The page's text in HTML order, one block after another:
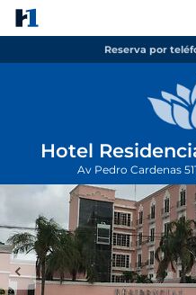
Reserva por
Hotel
Av Pedro Cardenas